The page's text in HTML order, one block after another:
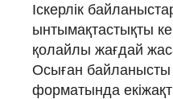
Іскерлік
ынтымақтастықты
қолайлы жағдай
Осыған
форматында